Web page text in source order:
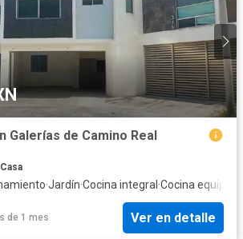
Galerías de Camino Real
Casa
·Jardín·Cocina integral ·Cocina
de 1 mes Ver en detalle